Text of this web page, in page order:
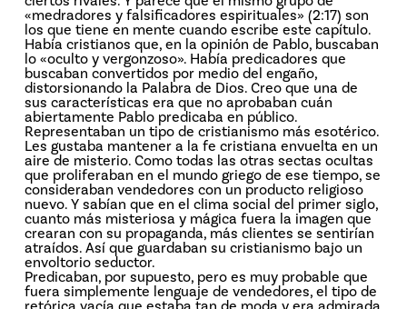
«medradores y falsificadores espirituales» (2:17) son
los que tiene en mente cuando escribe este capítulo.
Había cristianos que, en la opinión de Pablo, buscaban
lo «oculto y vergonzoso». Había predicadores que
buscaban convertidos por medio del engaño,
distorsionando la Palabra de Dios. Creo que una de
sus características era que no aprobaban cuán
abiertamente Pablo predicaba en público.
Representaban un tipo de cristianismo más esotérico.
Les gustaba mantener a la fe cristiana envuelta en un
aire de misterio. Como todas las otras sectas ocultas
que proliferaban en el mundo griego de ese tiempo, se
consideraban vendedores con un producto religioso
nuevo. Y sabían que en el clima social del primer siglo,
cuanto más misteriosa y mágica fuera la imagen que
crearan con su propaganda, más clientes se sentirían
atraídos. Así que guardaban su cristianismo bajo un
envoltorio seductor.
Predicaban, por supuesto, pero es muy probable que
fuera simplemente lenguaje de vendedores, el tipo de